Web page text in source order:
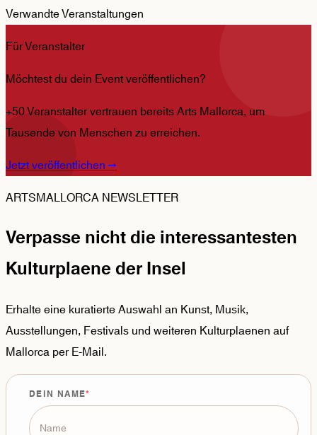
Verwandte Veranstaltungen
Für Veranstalter
Möchtest du dein Event veröffentlichen?
+50 Veranstalter vertrauen bereits Arts Mallorca, um
Tausende von Menschen zu erreichen.
Jetzt veröffentlichen→
ARTSMALLORCA NEWSLETTER
Verpasse nicht die interessantesten
Kulturplaene der Insel
Erhalte eine kuratierte Auswahl an Kunst, Musik,
Ausstellungen, Festivals und weiteren Kulturplaenen auf
Mallorca per E-Mail.
DEIN NAME